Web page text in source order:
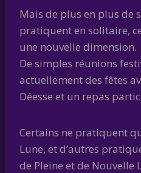
Mais de plus en plus de
pratiquent en solitaire,
une nouvelle dimension.
De simples réunions
actuellement des fêtes
Déesse et un repas
Certains ne pratiquent
Lune, et d’autres
de Pleine et de Nouvelle